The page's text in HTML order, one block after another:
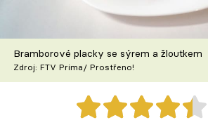
Škola vaření
Recepty z TV
Speciál: Cuketa
Těhotnej kuchař
Bramborové placky se sýrem a žloutkem
Zdroj: FTV Prima/ Prostřeno!